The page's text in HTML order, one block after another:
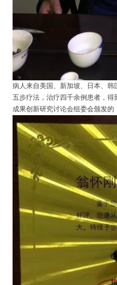
病人来自美国、新加坡、日本、
五步疗法，治疗四千余例患者，
成果创新研究讨论会组委会颁发